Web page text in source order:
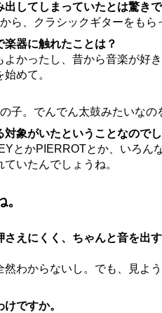
してしまっていたとは驚き
、クラシックギターをもら
器に触れたことは？
かったし、昔から音楽が好
めて。
。でんでん太鼓みたいなの
がいたということなのでし
かPIERROTとか、いろん
いたんでしょうね。
えにくく、ちゃんと音を出
わからないし。でも、見よ
ですか。